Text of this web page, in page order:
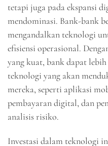
tetapi juga pada ekspansi
mendominasi. Bank-bank
mengandalkan teknologi
efisiensi operasional.
yang kuat, bank dapat
teknologi yang akan
mereka, seperti aplikasi
pembayaran digital, dan
analisis risiko.
Investasi dalam teknologi